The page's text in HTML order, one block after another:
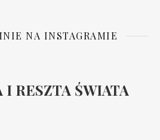
NA INSTAGRAMIE
I RESZTA ŚWIATA